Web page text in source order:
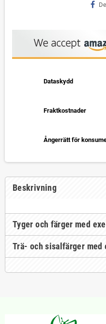
Dataskydd
Fraktkostnader
Ångerrätt för
Beskrivning
Tyger och färger med
Trä- och sisalfärger med